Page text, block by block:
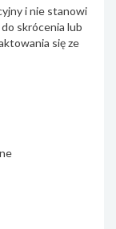
i nie stanowi
skrócenia lub
się ze